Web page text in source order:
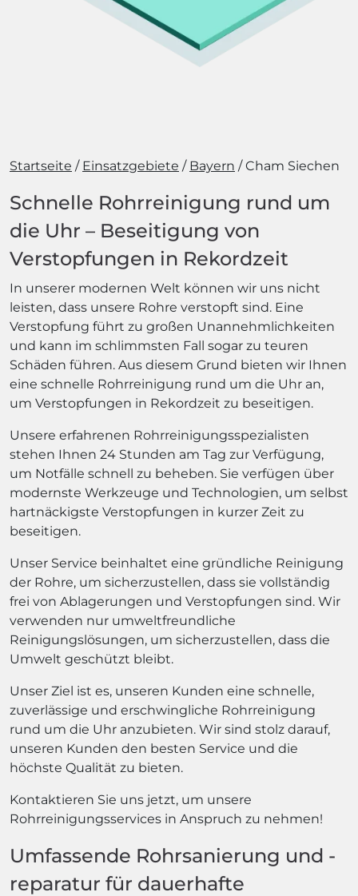
Startseite Einsatzgebiete Bayern Cham Siechen
Schnelle Rohrreinigung rund um
die Uhr – Beseitigung von
Verstopfungen in Rekordzeit
In unserer modernen Welt können wir uns nicht
leisten, dass unsere Rohre verstopft sind. Eine
Verstopfung führt zu großen Unannehmlichkeiten
und kann im schlimmsten Fall sogar zu teuren
Schäden führen. Aus diesem Grund bieten wir Ihnen
eine schnelle Rohrreinigung rund um die Uhr an,
um Verstopfungen in Rekordzeit zu beseitigen.
Unsere erfahrenen Rohrreinigungsspezialisten
stehen Ihnen 24 Stunden am Tag zur Verfügung,
um Notfälle schnell zu beheben. Sie verfügen über
modernste Werkzeuge und Technologien, um selbst
hartnäckigste Verstopfungen in kurzer Zeit zu
beseitigen.
Unser Service beinhaltet eine gründliche Reinigung
der Rohre, um sicherzustellen, dass sie vollständig
frei von Ablagerungen und Verstopfungen sind. Wir
verwenden nur umweltfreundliche
Reinigungslösungen, um sicherzustellen, dass die
Umwelt geschützt bleibt.
Unser Ziel ist es, unseren Kunden eine schnelle,
zuverlässige und erschwingliche Rohrreinigung
rund um die Uhr anzubieten. Wir sind stolz darauf,
unseren Kunden den besten Service und die
höchste Qualität zu bieten.
Kontaktieren Sie uns jetzt, um unsere
Rohrreinigungsservices in Anspruch zu nehmen!
Umfassende Rohrsanierung und -
reparatur für dauerhafte